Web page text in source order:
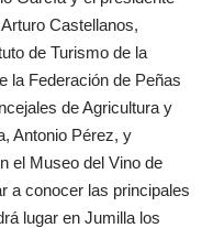
Castellanos,
de Turismo de la
la Federación de Peñas
de Agricultura y
Antonio Pérez, y
el Museo del Vino de
a conocer las principales
lugar en Jumilla los